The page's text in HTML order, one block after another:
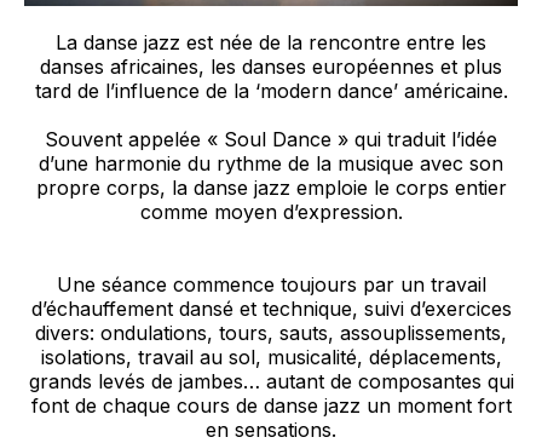
La danse jazz est née de la rencontre entre les
danses africaines, les danses européennes et plus
tard de l’influence de la ‘modern dance’ américaine.
Souvent appelée « Soul Dance » qui traduit l’idée
d’une harmonie du rythme de la musique avec son
propre corps, la danse jazz emploie le corps entier
comme moyen d’expression.
Une séance commence toujours par un travail
d’échauffement dansé et technique, suivi d’exercices
divers: ondulations, tours, sauts, assouplissements,
isolations, travail au sol, musicalité, déplacements,
grands levés de jambes… autant de composantes qui
font de chaque cours de danse jazz un moment fort
en sensations.